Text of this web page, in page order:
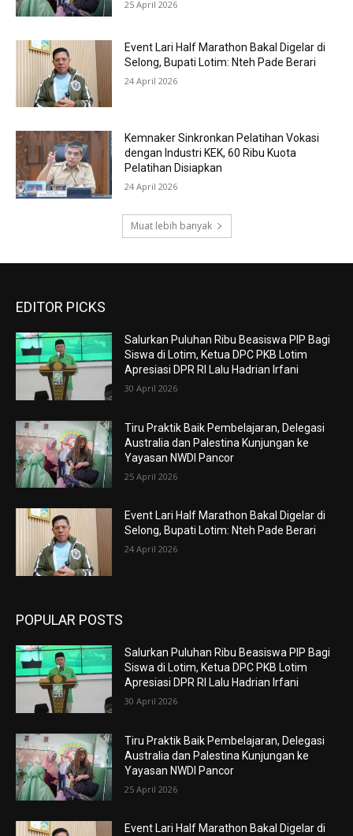
25 April 2026
Event Lari Half Marathon Bakal Digelar di
Selong, Bupati Lotim: Nteh Pade Berari
24 April 2026
Kemnaker Sinkronkan Pelatihan Vokasi
dengan Industri KEK, 60 Ribu Kuota
Pelatihan Disiapkan
24 April 2026
Muat lebih banyak
EDITOR PICKS
Salurkan Puluhan Ribu Beasiswa PIP Bagi
Siswa di Lotim, Ketua DPC PKB Lotim
Apresiasi DPR RI Lalu Hadrian Irfani
30 April 2026
Tiru Praktik Baik Pembelajaran, Delegasi
Australia dan Palestina Kunjungan ke
Yayasan NWDI Pancor
25 April 2026
Event Lari Half Marathon Bakal Digelar di
Selong, Bupati Lotim: Nteh Pade Berari
24 April 2026
POPULAR POSTS
Salurkan Puluhan Ribu Beasiswa PIP Bagi
Siswa di Lotim, Ketua DPC PKB Lotim
Apresiasi DPR RI Lalu Hadrian Irfani
30 April 2026
Tiru Praktik Baik Pembelajaran, Delegasi
Australia dan Palestina Kunjungan ke
Yayasan NWDI Pancor
25 April 2026
Event Lari Half Marathon Bakal Digelar di